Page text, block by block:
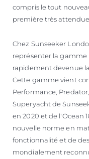
compris le tout
première très attendue.
Chez Sunseeker
représenter la gamme
rapidement devenue
Cette gamme vient
Performance,
Superyacht de
en 2020 et de l'Ocean
nouvelle norme en
fonctionnalité et de
mondialement